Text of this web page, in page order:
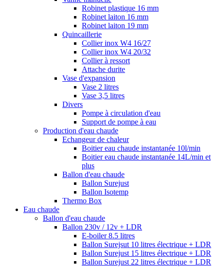
Robinet plastique 16 mm
Robinet laiton 16 mm
Robinet laiton 19 mm
Quincaillerie
Collier inox W4 16/27
Collier inox W4 20/32
Collier à ressort
Attache durite
Vase d'expansion
Vase 2 litres
Vase 3,5 litres
Divers
Pompe à circulation d'eau
Support de pompe à eau
Production d'eau chaude
Echangeur de chaleur
Boitier eau chaude instantanée 10l/min
Boitier eau chaude instantanée 14L/min et
plus
Ballon d'eau chaude
Ballon Surejust
Ballon Isotemp
Thermo Box
Eau chaude
Ballon d'eau chaude
Ballon 230v / 12v + LDR
E-boiler 8.5 litres
Ballon Surejsut 10 litres électrique + LDR
Ballon Surejust 15 litres électrique + LDR
Ballon Surejust 22 litres électrique + LDR